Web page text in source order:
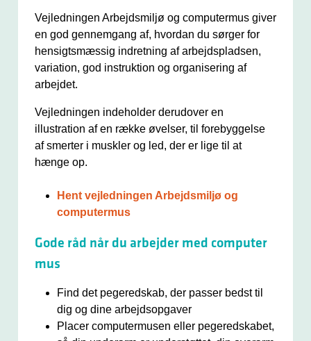
Vejledningen Arbejdsmiljø og computermus giver
en god gennemgang af, hvordan du sørger for
hensigtsmæssig indretning af arbejdspladsen,
variation, god instruktion og organisering af
arbejdet.
Vejledningen indeholder derudover en
illustration af en række øvelser, til forebyggelse
af smerter i muskler og led, der er lige til at
hænge op.
Hent vejledningen Arbejdsmiljø og
computermus
Gode råd når du arbejder med computer
mus
Find det pegeredskab, der passer bedst til
dig og dine arbejdsopgaver
Placer computermusen eller pegeredskabet,